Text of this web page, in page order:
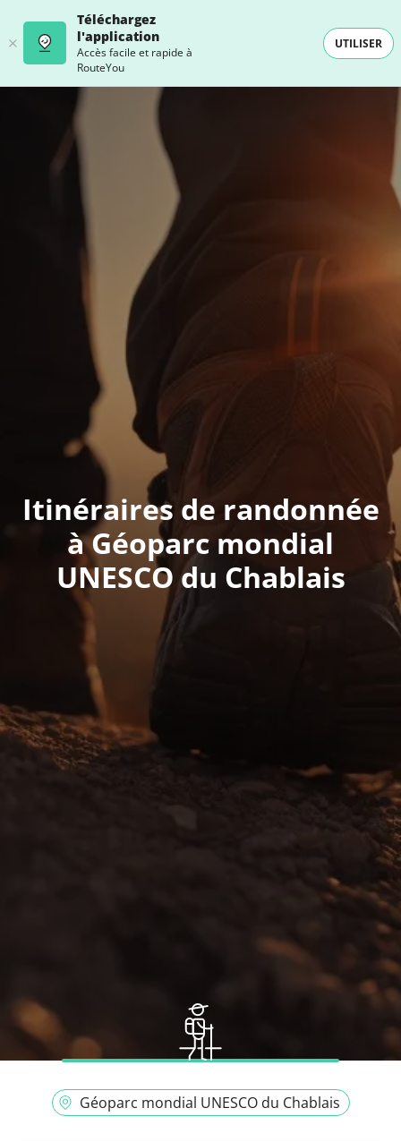
Téléchargez
l'application
Accès facile et rapide à
RouteYou
UTILISER
Itinéraires de randonnée
à Géoparc mondial
UNESCO du Chablais
Géoparc mondial UNESCO du Chablais